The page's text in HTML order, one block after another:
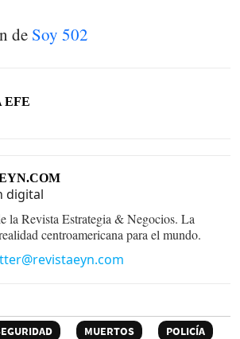
de Soy 502
EFE
digital
la Revista Estrategia & Negocios. La
centroamericana para el mundo.
MUERTOS
POLICÍA